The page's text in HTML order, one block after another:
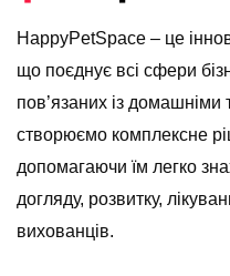
HappyPetSpace – це
що поєднує всі сфери
пов’язаних із
створюємо комплексне
допомагаючи їм легко
догляду, розвитку,
вихованців.